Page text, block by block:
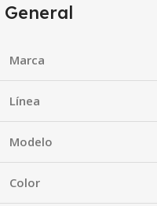
General
Marca
Línea
Modelo
Color